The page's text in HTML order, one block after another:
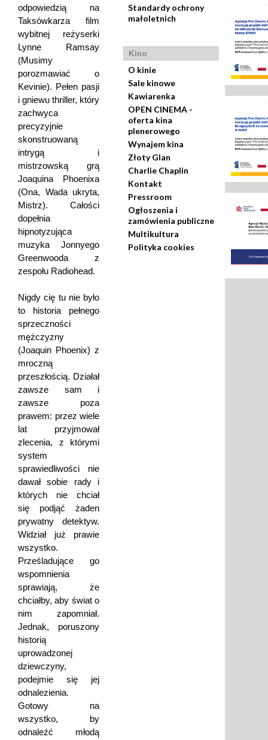
odpowiedzią na
Taksówkarza film
wybitnej reżyserki
Lynne Ramsay
(Musimy
porozmawiać o
Kevinie). Pełen pasji
i gniewu thriller, który
zachwyca
precyzyjnie
skonstruowaną
intrygą i
mistrzowską grą
Joaquina Phoenixa
(Ona, Wada ukryta,
Mistrz). Całości
dopełnia
hipnotyzująca
muzyka Jonnyego
Greenwooda z
zespołu Radiohead.
Nigdy cię tu nie było
to historia pełnego
sprzeczności
mężczyzny
(Joaquin Phoenix) z
mroczną
przeszłością. Działał
zawsze sam i
zawsze poza
prawem: przez wiele
lat przyjmował
zlecenia, z którymi
system
sprawiedliwości nie
dawał sobie rady i
których nie chciał
się podjąć żaden
prywatny detektyw.
Widział już prawie
wszystko.
Prześladujące go
wspomnienia
sprawiają, że
chciałby, aby świat o
nim zapomniał.
Jednak, poruszony
historią
uprowadzonej
dziewczyny,
podejmie się jej
odnalezienia.
Gotowy na
wszystko, by
odnaleźć młodą
Standardy ochrony
małoletnich
Kino
O kinie
Sale kinowe
Kawiarenka
OPEN CINEMA -
oferta kina
plenerowego
Wynajem kina
Złoty Glan
Charlie Chaplin
Kontakt
Pressroom
Ogłoszenia i
zamówienia publiczne
Multikultura
Polityka cookies